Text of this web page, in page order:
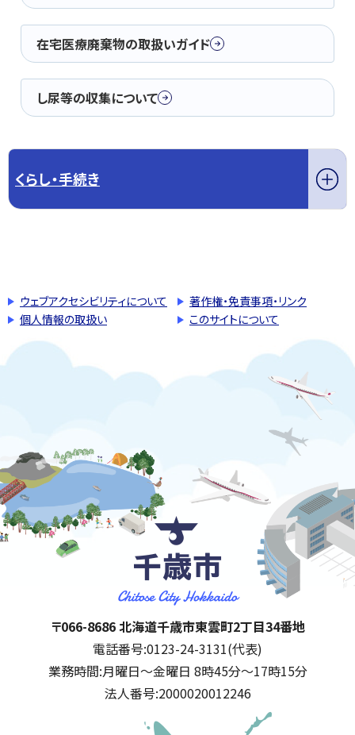
在宅医療廃棄物の取扱いガイド
し尿等の収集について
くらし・手続き
ウェブアクセシビリティについて
著作権・免責事項・リンク
個人情報の取扱い
このサイトについて
千歳市
住所:
〒066-8686 北海道千歳市東雲町2丁目34番地
電話番号:0123-24-3131(代表)
業務時間:月曜日～金曜日 8時45分～17時15分
法人番号:2000020012246